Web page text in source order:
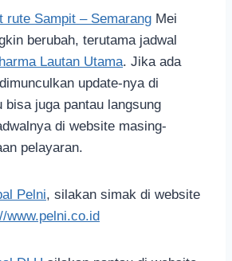
rute Sampit – Semarang Mei
berubah, terutama jadwal
Lautan Utama. Jika ada
update-nya di
bisa juga pantau langsung
di website masing-
pelayaran.
Pelni, silakan simak di website
www.pelni.co.id